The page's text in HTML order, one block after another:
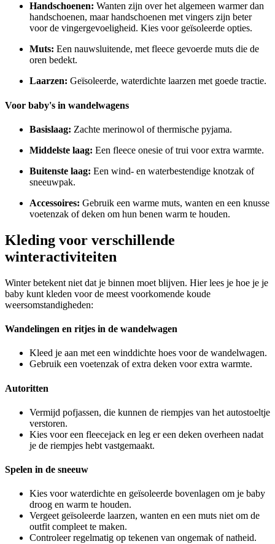
Handschoenen: Wanten zijn over het algemeen warmer dan
handschoenen, maar handschoenen met vingers zijn beter
voor de vingergevoeligheid. Kies voor geïsoleerde opties.
Muts: Een nauwsluitende, met fleece gevoerde muts die de
oren bedekt.
Laarzen: Geïsoleerde, waterdichte laarzen met goede tractie.
Voor baby's in wandelwagens
Basislaag: Zachte merinowol of thermische pyjama.
Middelste laag: Een fleece onesie of trui voor extra warmte.
Buitenste laag: Een wind- en waterbestendige knotzak of
sneeuwpak.
Accessoires: Gebruik een warme muts, wanten en een knusse
voetenzak of deken om hun benen warm te houden.
Kleding voor verschillende
winteractiviteiten
Winter betekent niet dat je binnen moet blijven. Hier lees je hoe je je
baby kunt kleden voor de meest voorkomende koude
weersomstandigheden:
Wandelingen en ritjes in de wandelwagen
Kleed je aan met een winddichte hoes voor de wandelwagen.
Gebruik een voetenzak of extra deken voor extra warmte.
Autoritten
Vermijd pofjassen, die kunnen de riempjes van het autostoeltje
verstoren.
Kies voor een fleecejack en leg er een deken overheen nadat
je de riempjes hebt vastgemaakt.
Spelen in de sneeuw
Kies voor waterdichte en geïsoleerde bovenlagen om je baby
droog en warm te houden.
Vergeet geïsoleerde laarzen, wanten en een muts niet om de
outfit compleet te maken.
Controleer regelmatig op tekenen van ongemak of natheid.